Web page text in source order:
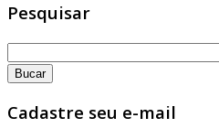
Pesquisar
Cadastre seu e-mail